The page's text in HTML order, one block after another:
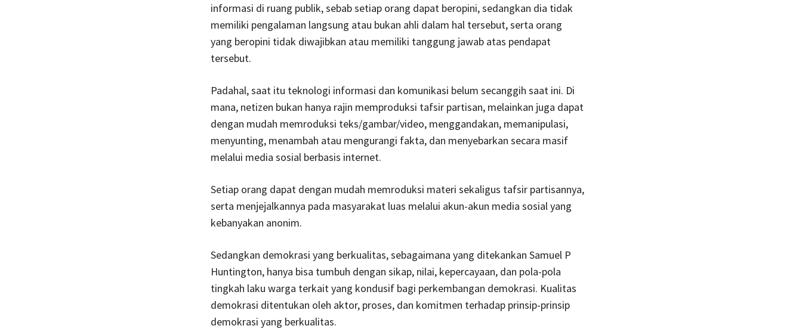
informasi di ruang publik, sebab setiap orang dapat beropini, sedangkan dia tidak
memiliki pengalaman langsung atau bukan ahli dalam hal tersebut, serta orang
yang beropini tidak diwajibkan atau memiliki tanggung jawab atas pendapat
tersebut.
Padahal, saat itu teknologi informasi dan komunikasi belum secanggih saat ini. Di
mana, netizen bukan hanya rajin memproduksi tafsir partisan, melainkan juga dapat
dengan mudah memroduksi teks/gambar/video, menggandakan, memanipulasi,
menyunting, menambah atau mengurangi fakta, dan menyebarkan secara masif
melalui media sosial berbasis internet.
Setiap orang dapat dengan mudah memroduksi materi sekaligus tafsir partisannya,
serta menjejalkannya pada masyarakat luas melalui akun-akun media sosial yang
kebanyakan anonim.
Sedangkan demokrasi yang berkualitas, sebagaimana yang ditekankan Samuel P
Huntington, hanya bisa tumbuh dengan sikap, nilai, kepercayaan, dan pola-pola
tingkah laku warga terkait yang kondusif bagi perkembangan demokrasi. Kualitas
demokrasi ditentukan oleh aktor, proses, dan komitmen terhadap prinsip-prinsip
demokrasi yang berkualitas.